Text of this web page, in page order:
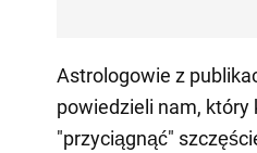
Astrologowie z
powiedzieli nam, który
"przyciągnąć"